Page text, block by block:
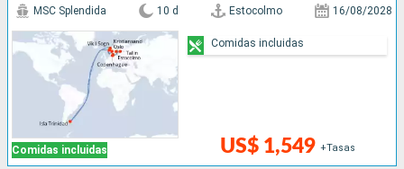
Comidas incluidas
MSC Splendida 10 d Estocolmo 16/08/2028
US$ 1,549 +Tasas
Comidas incluidas